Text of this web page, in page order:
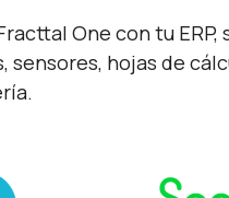
One con tu ERP,
sensores, hojas de